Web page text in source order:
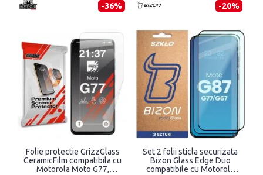
-36%
Folie protectie GrizzGlass
CeramicFilm compatibila cu
Motorola Moto G77,
-20%
Set 2 folii sticla securizata
Bizon Glass Edge Duo
compatibile cu Motorola